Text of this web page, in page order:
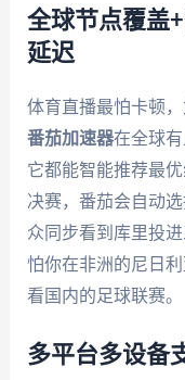
全球节点覆盖
延迟
体育直播最怕卡顿
番茄加速器在全球有
它都能智能推荐最
决赛，番茄会自动
众同步看到库里投
怕你在非洲的尼日
看国内的足球联赛。
多平台多设备